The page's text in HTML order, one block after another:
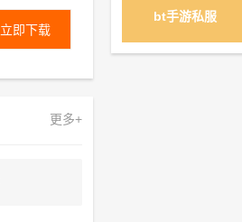
立即下载
更多+
bt手游私服